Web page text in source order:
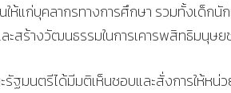
ให้แก่บุคลากรทางการศึกษา รวมทั้งเด็ก
ะสร้างวัฒนธรรมในการเคารพสิทธิมนุษ
รัฐมนตรีได้มีมติเห็นชอบและสั่งการให้